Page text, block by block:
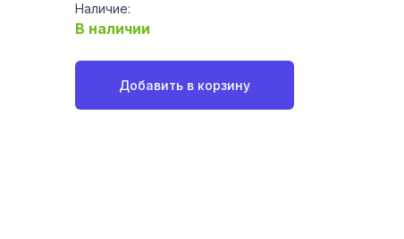
Наличие:
В наличии
Добавить в корзину